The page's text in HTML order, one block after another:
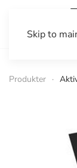
Skip to
Produkter